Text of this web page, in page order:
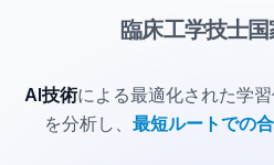
臨床工学技士
AI技術による最適化された学習
を分析し、 最短ルートでの